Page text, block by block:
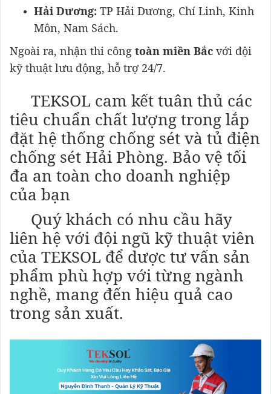
Hải Dương: TP Hải Dương, Chí Linh, Kinh
Môn, Nam Sách.
Ngoài ra, nhận thi công toàn miền Bắc với đội
kỹ thuật lưu động, hỗ trợ 24/7.
TEKSOL cam kết tuân thủ các
tiêu chuẩn chất lượng trong lắp
đặt hệ thống chống sét và tủ điện
chống sét Hải Phòng. Bảo vệ tối
đa an toàn cho doanh nghiệp
của bạn
Quý khách có nhu cầu hãy
liên hệ với đội ngũ kỹ thuật viên
của TEKSOL để dược tư vấn sản
phẩm phù hợp với từng ngành
nghề, mang đến hiệu quả cao
trong sản xuất.